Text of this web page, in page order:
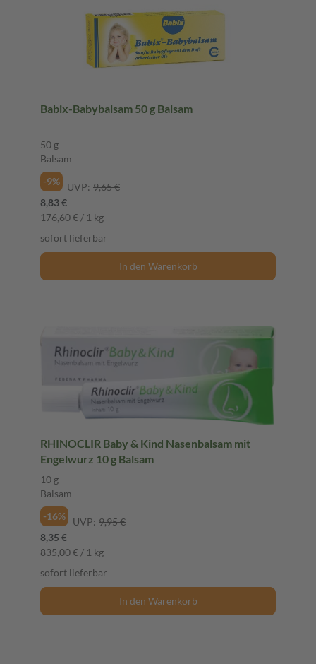
Babix-Babybalsam 50 g Balsam
50 g
Balsam
-9%
UVP: 9,65 €
8,83 €
176,60 € / 1 kg
sofort lieferbar
In den Warenkorb
RHINOCLIR Baby & Kind Nasenbalsam mit
Engelwurz 10 g Balsam
10 g
Balsam
-16%
UVP: 9,95 €
8,35 €
835,00 € / 1 kg
sofort lieferbar
In den Warenkorb